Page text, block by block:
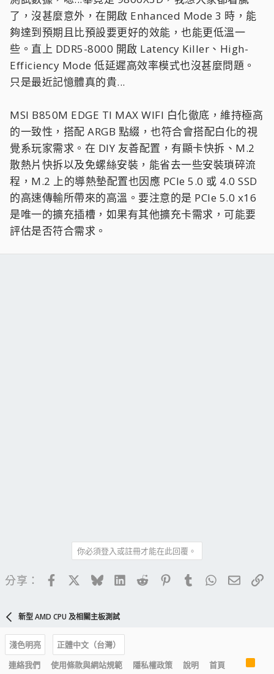
了，沒甚麼意外，在開啟 Enhanced Mode 3 時，能
夠達到預期且比預設要更好的效能，也能更低溫一
些。直上 DDR5-8000 開啟 Latency Killer、High-
Efficiency Mode 低延遲高效率模式也沒甚麼問題。
只是最近記憶體真的貴...
MSI B850M EDGE TI MAX WIFI 白化徹底，維持極高
的一致性，搭配 ARGB 點綴，也符合會搭配白化的視
覺系玩家需求。在 DIY 友善配置，有顯卡快拆、M.2
散熱片快拆以及免螺絲安裝，能省去一些安裝瑣碎流
程，M.2 上的導熱墊配置也因應 PCIe 5.0 或 4.0 SSD
的高速傳輸所帶來的高溫。要注意的是 PCIe 5.0 x16
是唯一的擴充插槽，如果有其他擴充卡需求，可能要
評估是否符合需求。
你必須登入或註冊才能在此回覆。
分享： FacebookBlueskyLinkedIn
Reddit PinterestTumblrWhatsApp
電子
新型 AMD CPU 及相關主板測試
淺色明亮
正體中文（台灣）
連絡我們
使用條款與網站規範 隱私權政策 說明 首頁